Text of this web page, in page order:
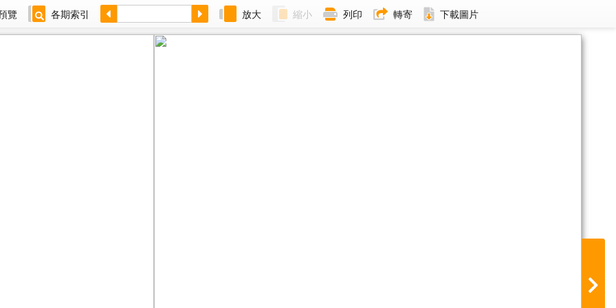
覽 各期索引 放大 縮小 列印 轉寄 下載圖片